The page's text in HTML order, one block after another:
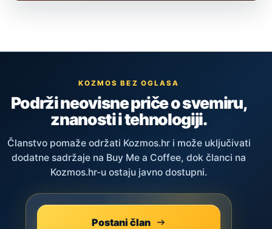
KOZMOS BEZ OGLASA
Podrži neovisne priče o svemiru,
znanosti i tehnologiji.
Članstvo pomaže održati Kozmos.hr i može uključivati
dodatne sadržaje na Buy Me a Coffee, dok članci na
Kozmos.hr-u ostaju javno dostupni.
Postani član